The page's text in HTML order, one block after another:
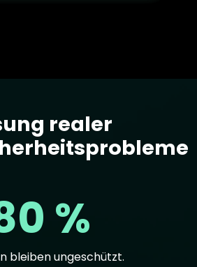
realer
%
bleiben ungeschützt.